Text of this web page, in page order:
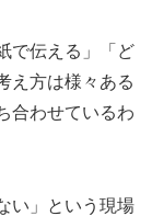
で伝える」「ど
え方は様々ある
合わせているわ
い」という現場